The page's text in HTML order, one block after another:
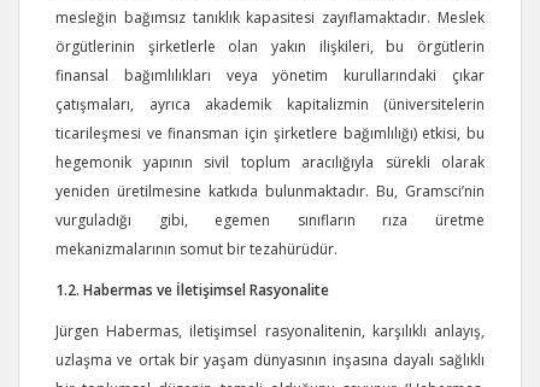
mesleğin bağımsız tanıklık kapasitesi zayıflamaktadır. Meslek
örgütlerinin şirketlerle olan yakın ilişkileri, bu örgütlerin
finansal bağımlılıkları veya yönetim kurullarındaki çıkar
çatışmaları, ayrıca akademik kapitalizmin (üniversitelerin
ticarileşmesi ve finansman için şirketlere bağımlılığı) etkisi, bu
hegemonik yapının sivil toplum aracılığıyla sürekli olarak
yeniden üretilmesine katkıda bulunmaktadır. Bu, Gramsci’nin
vurguladığı gibi, egemen sınıfların rıza üretme
mekanizmalarının somut bir tezahürüdür.
1.2. Habermas ve İletişimsel Rasyonalite
Jürgen Habermas, iletişimsel rasyonalitenin, karşılıklı anlayış,
uzlaşma ve ortak bir yaşam dünyasının inşasına dayalı sağlıklı